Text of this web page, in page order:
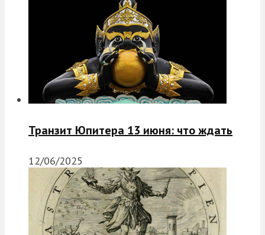
Транзит Юпитера 13 июня: что ждать
12/06/2025